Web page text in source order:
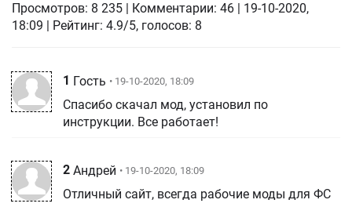
Просмотров: 8 235 Комментарии: 46
19-10-2020,
18:09
| Рейтинг: 4.9/5, голосов: 8
1 Гость • 19-10-2020, 18:09
Спасибо скачал мод, установил по
инструкции. Все работает!
2 Андрей • 19-10-2020, 18:09
Отличный сайт, всегда рабочие моды для ФС